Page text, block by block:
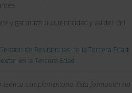
y garantiza la autenticidad y validez del
de Residencias de la Tercera Edad
en la Tercera Edad
complementaria. Esta formación no